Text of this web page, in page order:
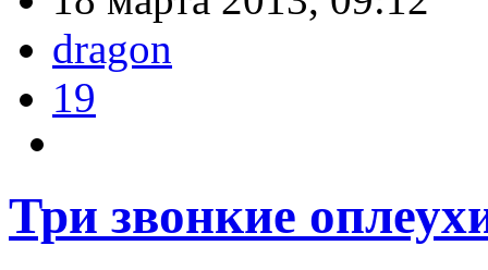
dragon
19
Три звонкие